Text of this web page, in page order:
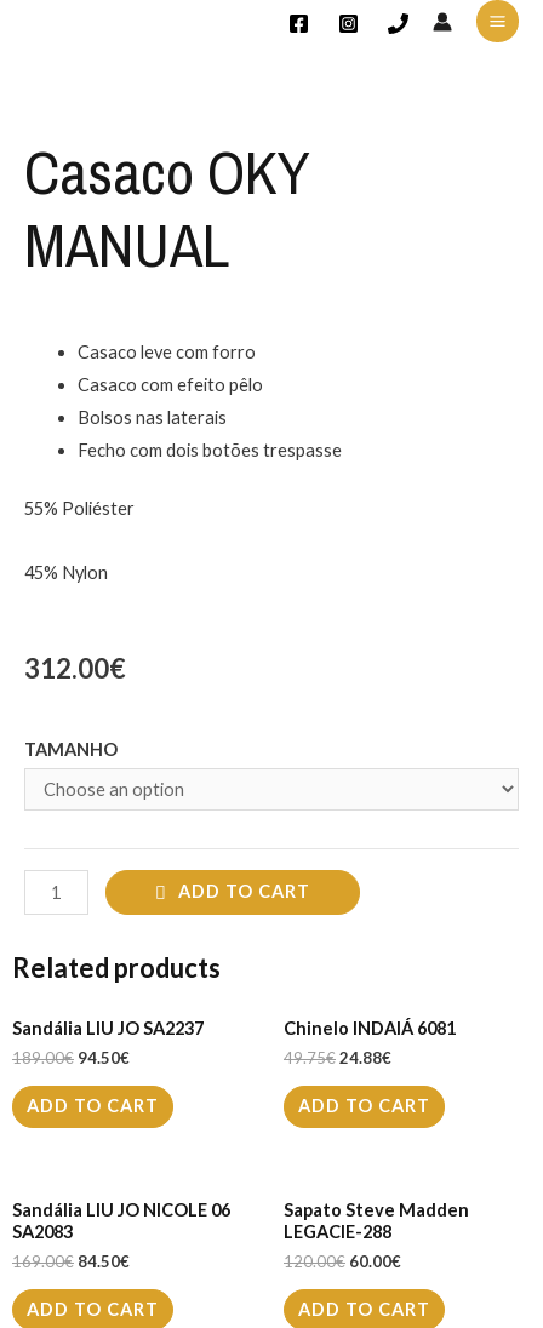
Casaco OKY
MANUAL
Casaco leve com forro
Casaco com efeito pêlo
Bolsos nas laterais
Fecho com dois botões trespasse
55% Poliéster
45% Nylon
312.00€
TAMANHO
ADD TO CART
Related products
Sandália LIU JO SA2237
189.00€ 94.50€
ADD TO CART
Chinelo INDAIÁ 6081
49.75€24.88€
ADD TO CART
Sandália LIU JO NICOLE 06
SA2083
169.00€ 84.50€
ADD TO CART
Sapato Steve Madden
LEGACIE-288
120.00€ 60.00€
ADD TO CART